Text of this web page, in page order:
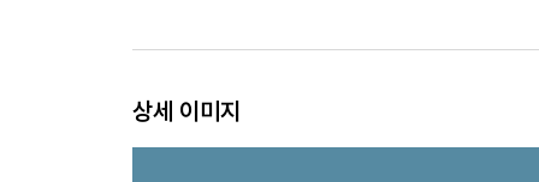
상세 이미지